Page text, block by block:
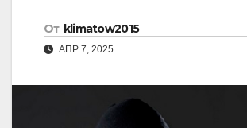
От klimatow2015
АПР 7, 2025